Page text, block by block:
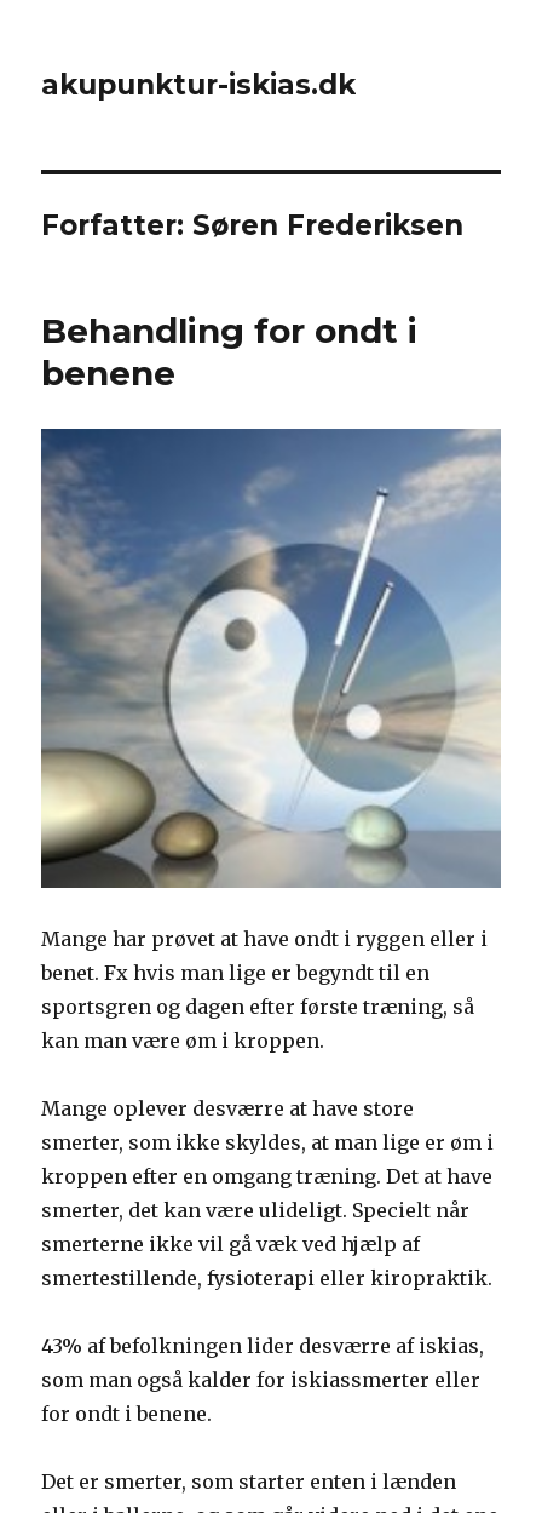
akupunktur-iskias.dk
Forfatter: Søren Frederiksen
Behandling for ondt i
benene
Mange har prøvet at have ondt i ryggen eller i
benet. Fx hvis man lige er begyndt til en
sportsgren og dagen efter første træning, så
kan man være øm i kroppen.
Mange oplever desværre at have store
smerter, som ikke skyldes, at man lige er øm i
kroppen efter en omgang træning. Det at have
smerter, det kan være ulideligt. Specielt når
smerterne ikke vil gå væk ved hjælp af
smertestillende, fysioterapi eller kiropraktik.
43% af befolkningen lider desværre af iskias,
som man også kalder for iskiassmerter eller
for ondt i benene.
Det er smerter, som starter enten i lænden